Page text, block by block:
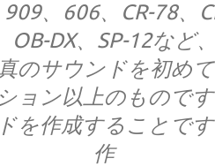
、606、CR-78、
DX、SP-12など
のサウンドを初めて
ョン以上のもので
を作成することで
作